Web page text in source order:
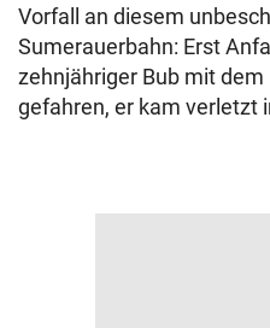
Vorfall an diesem
Sumerauerbahn: Erst
zehnjähriger Bub mit dem
gefahren, er kam verletzt